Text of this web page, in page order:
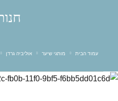
עמוד הבית מותגי שיער אוליביה גרדן